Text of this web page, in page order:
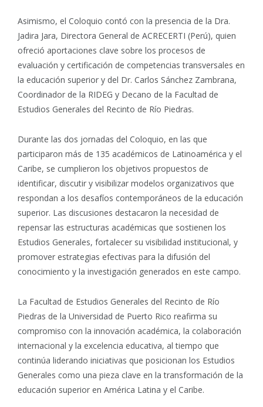
Asimismo, el Coloquio contó con la presencia de la Dra.
Jadira Jara, Directora General de ACRECERTI (Perú), quien
ofreció aportaciones clave sobre los procesos de
evaluación y certificación de competencias transversales en
la educación superior y del Dr. Carlos Sánchez Zambrana,
Coordinador de la RIDEG y Decano de la Facultad de
Estudios Generales del Recinto de Río Piedras.
Durante las dos jornadas del Coloquio, en las que
participaron más de 135 académicos de Latinoamérica y el
Caribe, se cumplieron los objetivos propuestos de
identificar, discutir y visibilizar modelos organizativos que
respondan a los desafíos contemporáneos de la educación
superior. Las discusiones destacaron la necesidad de
repensar las estructuras académicas que sostienen los
Estudios Generales, fortalecer su visibilidad institucional, y
promover estrategias efectivas para la difusión del
conocimiento y la investigación generados en este campo.
La Facultad de Estudios Generales del Recinto de Río
Piedras de la Universidad de Puerto Rico reafirma su
compromiso con la innovación académica, la colaboración
internacional y la excelencia educativa, al tiempo que
continúa liderando iniciativas que posicionan los Estudios
Generales como una pieza clave en la transformación de la
educación superior en América Latina y el Caribe.